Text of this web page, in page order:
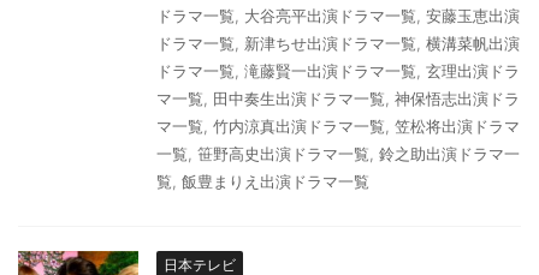
ドラマ一覧
大谷亮平出演ドラマ一覧 安藤玉恵出演
ドラマ一覧
新津ちせ出演ドラマ一覧 横溝菜帆出演
ドラマ一覧 滝藤賢一出演ドラマ一覧 玄理出演ドラ
マ一覧
田中奏生出演ドラマ一覧 神保悟志出演ドラ
マ一覧 竹内涼真出演ドラマ一覧 笠松将出演ドラマ
一覧 笹野高史出演ドラマ一覧 鈴之助出演ドラマ一
覧 飯豊まりえ出演ドラマ一覧
日本テレビ